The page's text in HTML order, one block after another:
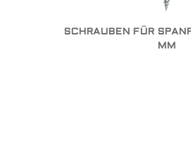
SCHRAUBEN FÜR
MM